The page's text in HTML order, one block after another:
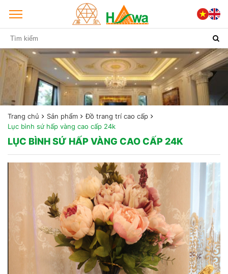
Trang chủ Sản phẩm
Đồ trang trí cao cấp
Lục bình sứ hấp vàng cao cấp 24k
LỤC BÌNH SỨ HẤP VÀNG CAO CẤP 24K